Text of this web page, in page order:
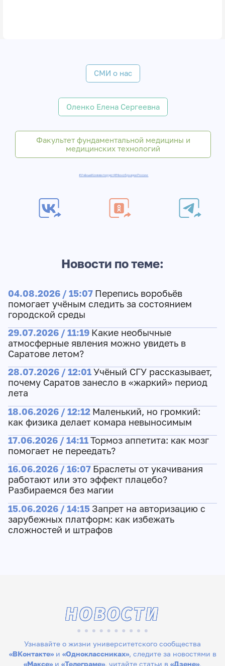
СМИ о нас
Оленко Елена Сергеевна
Факультет фундаментальной медицины и
медицинских технологий
#УчёныеКомментируют#МинобрнаукиРоссии
Новости по теме:
04.08.2026 / 15:07 Перепись воробьёв
помогает учёным следить за состоянием
городской среды
29.07.2026 / 11:19 Какие необычные
атмосферные явления можно увидеть в
Саратове летом?
28.07.2026 / 12:01Учёный СГУ рассказывает,
почему Саратов занесло в «жаркий» период
лета
18.06.2026 / 12:12 Маленький, но громкий:
как физика делает комара невыносимым
17.06.2026 / 14:11Тормоз аппетита: как мозг
помогает не переедать?
16.06.2026 / 16:07 Браслеты от укачивания
работают или это эффект плацебо?
Разбираемся без магии
15.06.2026 / 14:15 Запрет на авторизацию с
зарубежных платформ: как избежать
сложностей и штрафов
Узнавайте о жизни университетского сообщества
«ВКонтакте»и «Одноклассниках», следите за новостями в
«Максе» и «Телеграме», читайте статьи в «Дзене»,
НОВОСТИ